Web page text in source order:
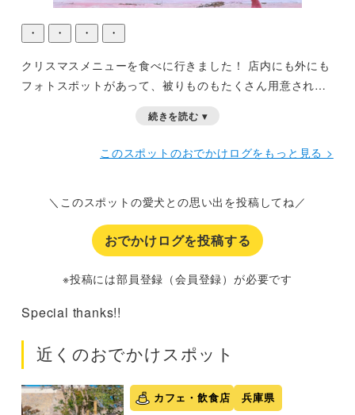
・ ・ ・ ・
クリスマスメニューを食べに行きました！
店内にも外にも
フォトスポットがあって、被りものもたくさん用意されて
続きを読む ▾
このスポットのおでかけログをもっと見る >
＼このスポットの愛犬との思い出を投稿してね／
おでかけログを投稿する
※投稿には部員登録（会員登録）が必要です
Special thanks!!
近くのおでかけスポット
カフェ・飲食店 兵庫県